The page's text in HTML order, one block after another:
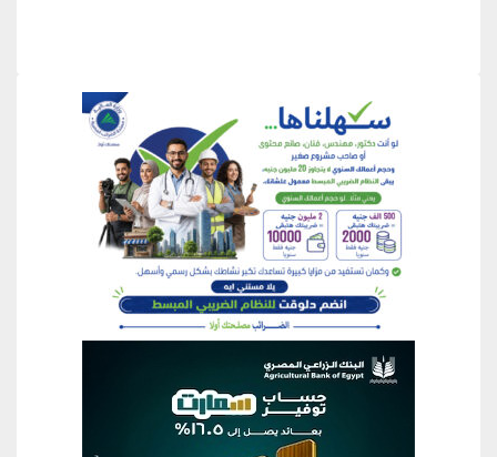
منطقة إعلانية
منطقة إعلانية